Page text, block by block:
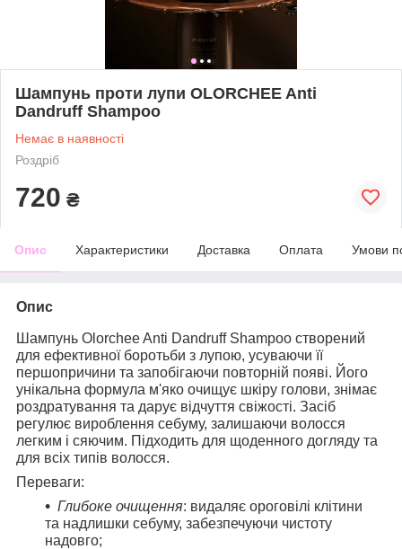
Шампунь проти лупи OLORCHEE Anti
Dandruff Shampoo
Немає в наявності
Роздріб
720 ₴
Опис Характеристики Доставка Оплата Умови
Опис
Шампунь Olorchee Anti Dandruff Shampoo створений
для ефективної боротьби з лупою, усуваючи її
першопричини та запобігаючи повторній появі. Його
унікальна формула м'яко очищує шкіру голови, знімає
роздратування та дарує відчуття свіжості. Засіб
регулює вироблення себуму, залишаючи волосся
легким і сяючим. Підходить для щоденного догляду та
для всіх типів волосся.
Переваги:
Глибоке очищення: видаляє ороговілі клітини
та надлишки себуму, забезпечуючи чистоту
надовго;